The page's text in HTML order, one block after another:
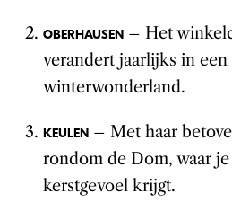
OBERHAUSEN– Het
verandert jaarlijks in een
winterwonderland.
KEULEN– Met haar
rondom de Dom, waar
kerstgevoel krijgt.